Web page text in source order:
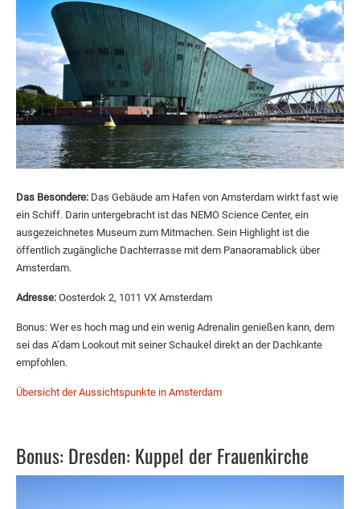
Das Besondere: Das Gebäude am Hafen von Amsterdam wirkt fast wie
ein Schiff. Darin untergebracht ist das NEMO Science Center, ein
ausgezeichnetes Museum zum Mitmachen. Sein Highlight ist die
öffentlich zugängliche Dachterrasse mit dem Panaoramablick über
Amsterdam.
Adresse: Oosterdok 2, 1011 VX Amsterdam
Bonus: Wer es hoch mag und ein wenig Adrenalin genießen kann, dem
sei das A’dam Lookout mit seiner Schaukel direkt an der Dachkante
empfohlen.
Übersicht der Aussichtspunkte in Amsterdam
Bonus: Dresden: Kuppel der Frauenkirche